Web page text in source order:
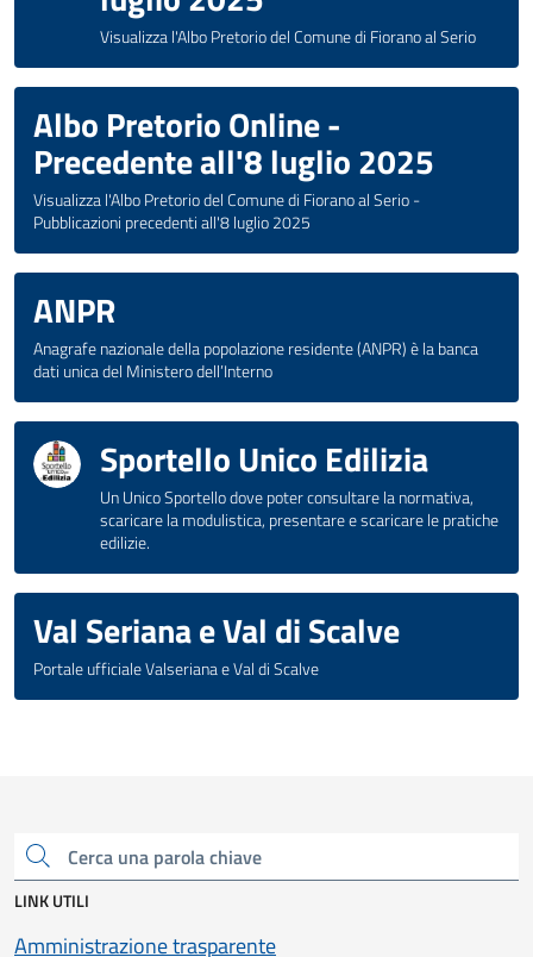
Visualizza l'Albo Pretorio del Comune di Fiorano al Serio
Albo Pretorio Online -
Precedente all'8 luglio 2025
Visualizza l'Albo Pretorio del Comune di Fiorano al Serio -
Pubblicazioni precedenti all'8 luglio 2025
ANPR
Anagrafe nazionale della popolazione residente (ANPR) è la banca
dati unica del Ministero dell’Interno
Sportello Unico Edilizia
Un Unico Sportello dove poter consultare la normativa,
scaricare la modulistica, presentare e scaricare le pratiche
edilizie.
Val Seriana e Val di Scalve
Portale ufficiale Valseriana e Val di Scalve
Cerca una parola chiave
LINK UTILI
Amministrazione trasparente